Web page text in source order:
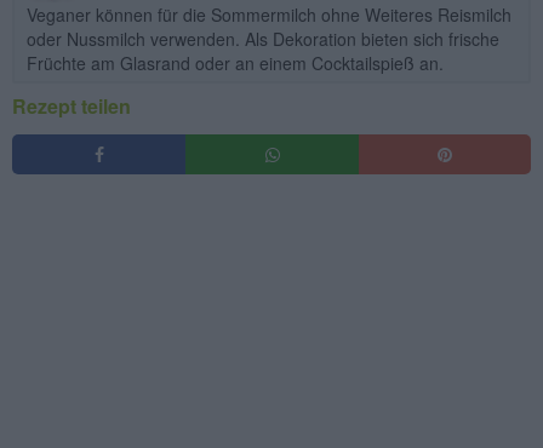
Veganer können für die Sommermilch ohne Weiteres Reismilch
oder Nussmilch verwenden. Als Dekoration bieten sich frische
Früchte am Glasrand oder an einem Cocktailspieß an.
Rezept teilen